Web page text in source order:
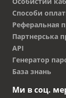
Способи
Реферальная
Партнерська
API
Генератор
База знань
Ми в соц.